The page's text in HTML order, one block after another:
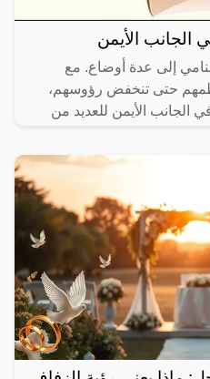
الجانب الأيمن
إلى عدة أوضاع. مع
حتى تنخفض رؤوسهم،
الجانب الأيمن للعديد من